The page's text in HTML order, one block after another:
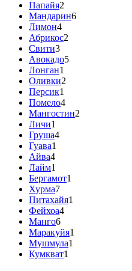
Папайя2
Мандарин6
Лимон4
Абрикос2
Свити3
Авокадо5
Лонган1
Оливки2
Персик1
Помело4
Мангостин2
Личи1
Груша4
Гуава1
Айва4
Лайм1
Бергамот1
Хурма7
Питахайя1
Фейхоа4
Манго6
Маракуйя1
Мушмула1
Кумкват1